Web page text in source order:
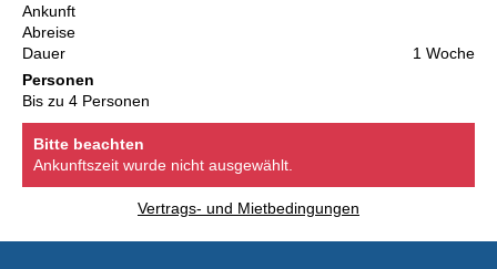
Ankunft
Abreise
Dauer
1 Woche
Personen
Bis zu 4 Personen
Bitte beachten
Ankunftszeit wurde nicht ausgewählt.
Vertrags- und Mietbedingungen